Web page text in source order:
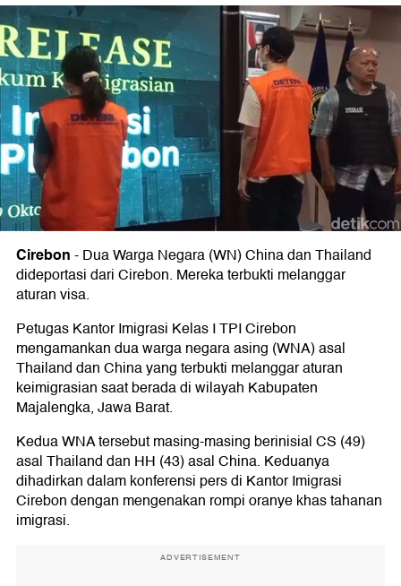
Cirebon-Dua Warga Negara (WN) China dan Thailand
dideportasi dari Cirebon. Mereka terbukti melanggar
aturan visa.
Petugas Kantor Imigrasi Kelas I TPI Cirebon
mengamankan dua warga negara asing (WNA) asal
Thailand dan China yang terbukti melanggar aturan
keimigrasian saat berada di wilayah Kabupaten
Majalengka, Jawa Barat.
Kedua WNA tersebut masing-masing berinisial CS (49)
asal Thailand dan HH (43) asal China. Keduanya
dihadirkan dalam konferensi pers di Kantor Imigrasi
Cirebon dengan mengenakan rompi oranye khas tahanan
imigrasi.
ADVERTISEMENT